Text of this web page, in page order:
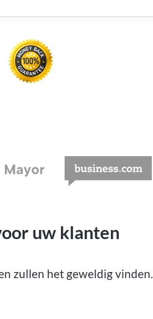
uw klanten
zullen het geweldig vinden.